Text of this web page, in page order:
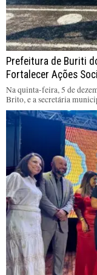
Prefeitura de Buriti
Fortalecer Ações
Na quinta-feira, 5 de
Brito, e a secretária